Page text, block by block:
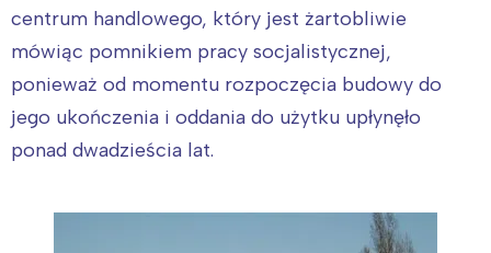
centrum handlowego, który jest żartobliwie
mówiąc pomnikiem pracy socjalistycznej,
ponieważ od momentu rozpoczęcia budowy do
jego ukończenia i oddania do użytku upłynęło
ponad dwadzieścia lat.
Interesują mnie wydarzenia z
tego regionu:
Śląsk